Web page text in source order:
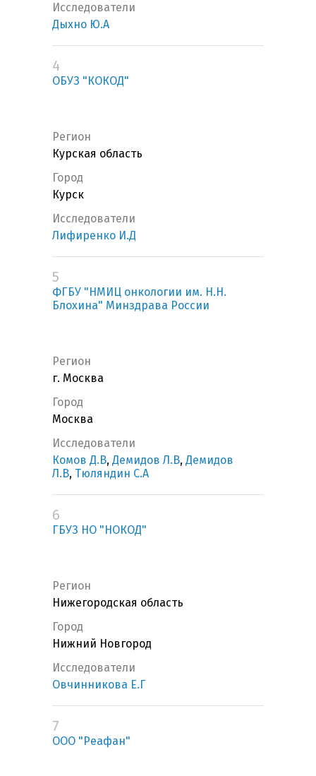
Исследователи
Дыхно Ю.А
4
ОБУЗ "КОКОД"
Регион
Курская область
Город
Курск
Исследователи
Лифиренко И.Д
5
ФГБУ "НМИЦ онкологии им. Н.Н.
Блохина" Минздрава России
Регион
г. Москва
Город
Москва
Исследователи
Комов Д.В, Демидов Л.В, Демидов
Л.В, Тюляндин С.А
6
ГБУЗ НО "НОКОД"
Регион
Нижегородская область
Город
Нижний Новгород
Исследователи
Овчинникова Е.Г
7
ООО "Реафан"